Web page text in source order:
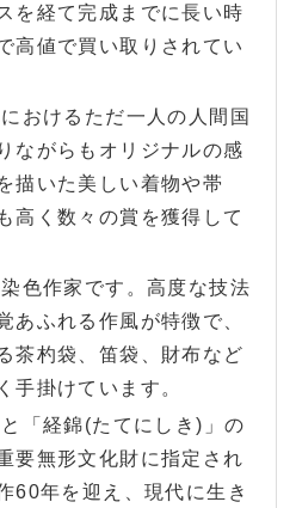
を経て完成までに長い時
高値で買い取りされてい
おけるただ一人の人間国
ながらもオリジナルの感
描いた美しい着物や帯
高く数々の賞を獲得して
色作家です。高度な技法
あふれる作風が特徴で、
茶杓袋、笛袋、財布など
手掛けています。
「経錦(たてにしき)」の
要無形文化財に指定され
60年を迎え、現代に生き